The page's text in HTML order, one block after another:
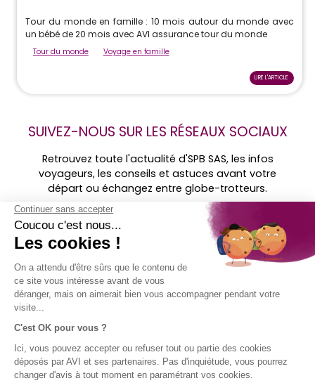
Tour du monde en famille : 10 mois autour du monde avec
un bébé de 20 mois avec AVI assurance tour du monde
Tour du monde Voyage en famille
LIRE L'ARTICLE
SUIVEZ-NOUS SUR LES RÉSEAUX SOCIAUX
Retrouvez toute l'actualité d'SPB SAS, les infos
voyageurs, les conseils et astuces avant votre
départ ou échangez entre globe-trotteurs.
Retrouvez-
nous sur ...
MENTIONS
légales AVI
Conditions
générales
SOCIÉTÉ
voyage en
bref
Groupe SPB
ACCÈS
Aide
SUIVEZ-